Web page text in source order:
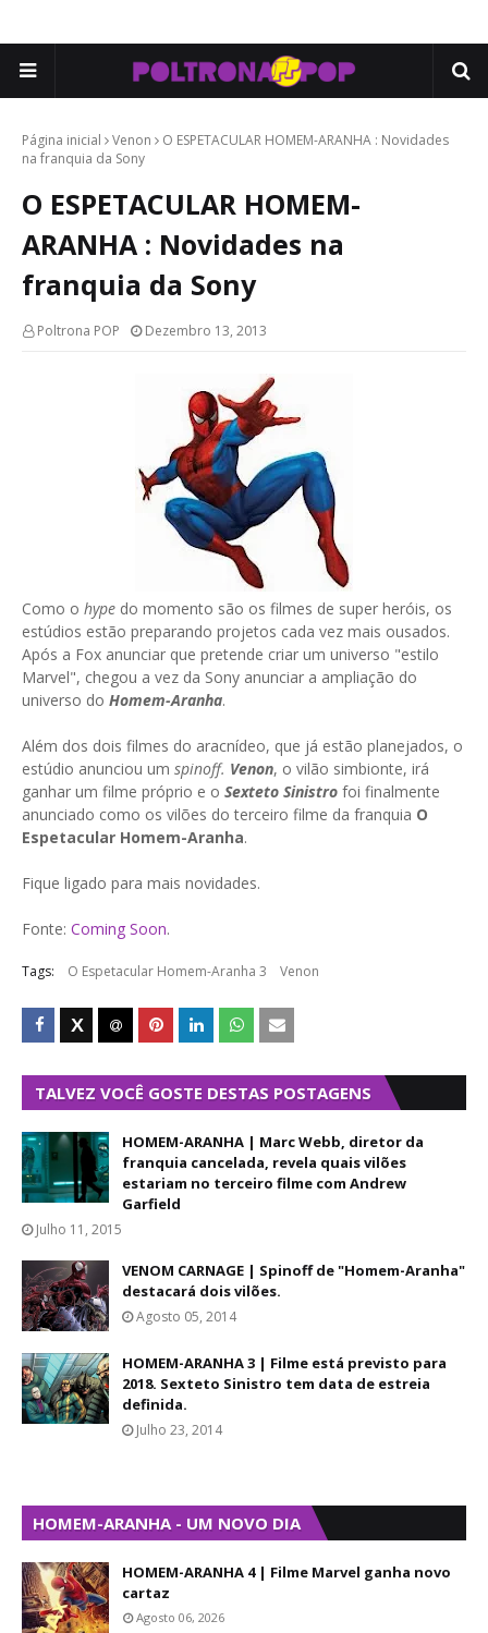
Página inicial Venon
O ESPETACULAR HOMEM-ARANHA : Novidades
na franquia da Sony
O ESPETACULAR HOMEM-
ARANHA : Novidades na
franquia da Sony
Poltrona POP Dezembro 13, 2013
Como o hype do momento são os filmes de super heróis, os
estúdios estão preparando projetos cada vez mais ousados.
Após a Fox anunciar que pretende criar um universo "estilo
Marvel", chegou a vez da Sony anunciar a ampliação do
universo do Homem-Aranha.
Além dos dois filmes do aracnídeo, que já estão planejados, o
estúdio anunciou um spinoff. Venon, o vilão simbionte, irá
ganhar um filme próprio e o Sexteto Sinistro foi finalmente
anunciado como os vilões do terceiro filme da franquia O
Espetacular Homem-Aranha.
Fique ligado para mais novidades.
Fonte: Coming Soon.
Tags: O Espetacular Homem-Aranha 3 Venon
TALVEZ VOCÊ GOSTE DESTAS POSTAGENS
HOMEM-ARANHA | Marc Webb, diretor da
franquia cancelada, revela quais vilões
estariam no terceiro filme com Andrew
Garfield
Julho 11, 2015
VENOM CARNAGE | Spinoff de "Homem-Aranha"
destacará dois vilões.
Agosto 05, 2014
HOMEM-ARANHA 3 | Filme está previsto para
2018. Sexteto Sinistro tem data de estreia
definida.
Julho 23, 2014
HOMEM-ARANHA - UM NOVO DIA
HOMEM-ARANHA 4 | Filme Marvel ganha novo
cartaz
Agosto 06, 2026